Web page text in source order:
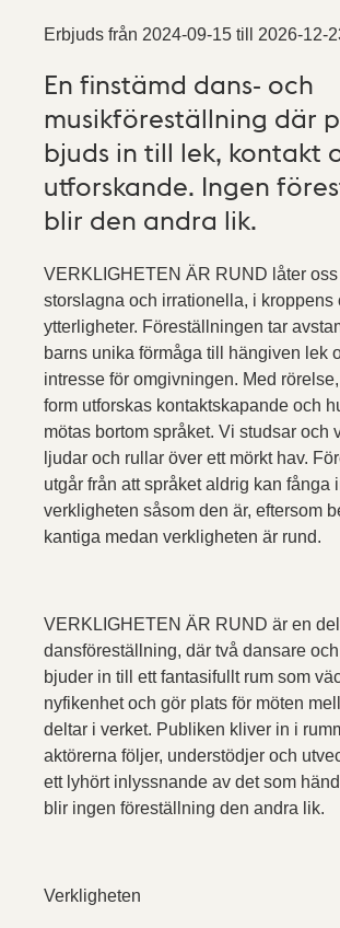
Erbjuds från 2024-09-15 till 2026-12-
En finstämd dans- och
musikföreställning där
bjuds in till lek, kontakt
utforskande. Ingen
blir den andra lik.
VERKLIGHETEN ÄR RUND låter
storslagna och irrationella, i kroppens
ytterligheter. Föreställningen tar
barns unika förmåga till hängiven lek
intresse för omgivningen. Med
form utforskas kontaktskapande och
mötas bortom språket. Vi studsar och
ljudar och rullar över ett mörkt hav.
utgår från att språket aldrig kan fånga
verkligheten såsom den är, eftersom
kantiga medan verkligheten är rund.
VERKLIGHETEN ÄR RUND är en
dansföreställning, där två dansare
bjuder in till ett fantasifullt rum som
nyfikenhet och gör plats för möten
deltar i verket. Publiken kliver in i
aktörerna följer, understödjer och
ett lyhört inlyssnande av det som
blir ingen föreställning den andra lik.
Verkligheten